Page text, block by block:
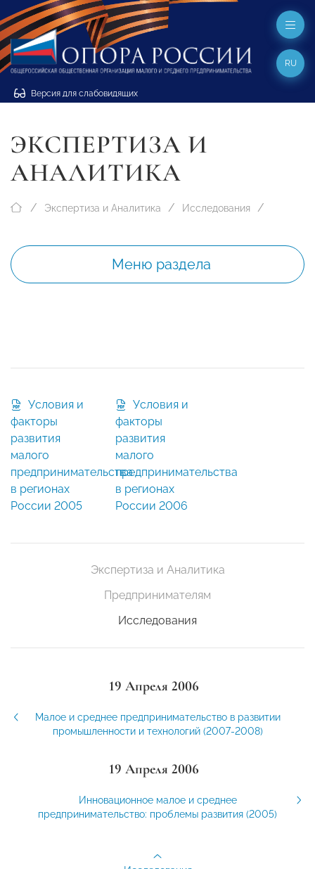
Версия для слабовидящих
RU
ЭКСПЕРТИЗА И
АНАЛИТИКА
Экспертиза и Аналитика Исследования
Меню раздела
факторы
развития
малого
предпринимательства
в регионах
России 2005
Условия и
факторы
развития
малого
предпринимательства
в регионах
России 2006
Экспертиза и Аналитика
Предпринимателям
Исследования
19 Апреля 2006
Малое и среднее предпринимательство в развитии
промышленности и технологий (2007-2008)
19 Апреля 2006
Инновационное малое и среднее
предпринимательство: проблемы развития (2005)